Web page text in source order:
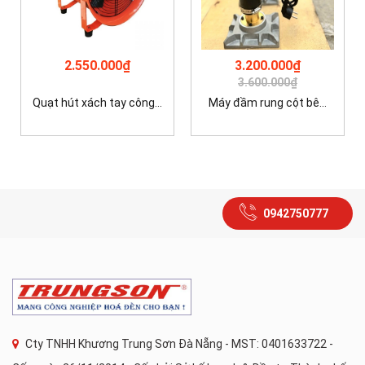
2.550.000₫
Quạt hút xách tay công...
3.200.000₫
3.600.000₫
Máy đầm rung cột bê...
0942750777
Cty TNHH Khương Trung Sơn Đà Nẵng - MST: 0401633722 -